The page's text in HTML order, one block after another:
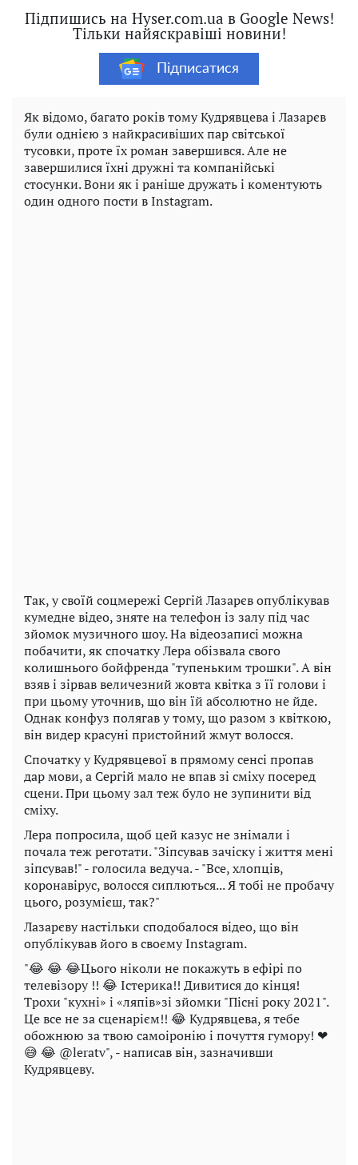
Підпишись на Hyser.com.ua в Google News!
Тільки найяскравіші новини!
Підписатися
Як відомо, багато років тому Кудрявцева і Лазарєв
були однією з найкрасивіших пар світської
тусовки, проте їх роман завершився. Але не
завершилися їхні дружні та компанійські
стосунки. Вони як і раніше дружать і коментують
один одного пости в Instagram.
Так, у своїй соцмережі Сергій Лазарєв опублікував
кумедне відео, зняте на телефон із залу під час
зйомок музичного шоу. На відеозаписі можна
побачити, як спочатку Лера обізвала свого
колишнього бойфренда "тупеньким трошки". А він
взяв і зірвав величезний жовта квітка з її голови і
при цьому уточнив, що він їй абсолютно не йде.
Однак конфуз полягав у тому, що разом з квіткою,
він видер красуні пристойний жмут волосся.
Спочатку у Кудрявцевої в прямому сенсі пропав
дар мови, а Сергій мало не впав зі сміху посеред
сцени. При цьому зал теж було не зупинити від
сміху.
Лера попросила, щоб цей казус не знімали і
почала теж реготати. "Зіпсував зачіску і життя мені
зіпсував!" - голосила ведуча. - "Все, хлопців,
коронавірус, волосся сиплються... Я тобі не пробачу
цього, розумієш, так?"
Лазарєву настільки сподобалося відео, що він
опублікував його в своєму Instagram.
"😂 😂 😂Цього ніколи не покажуть в ефірі по
телевізору !! 😂 Істерика!! Дивитися до кінця!
Трохи "кухні» і «ляпів»зі зйомки "Пісні року 2021".
Це все не за сценарієм!! 😂 Кудрявцева, я тебе
обожнюю за твою самоіронію і почуття гумору! ❤ ️
😅 😂 @leratv", - написав він, зазначивши
Кудрявцеву.